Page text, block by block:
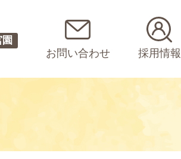
お問い合わせ 採用情報